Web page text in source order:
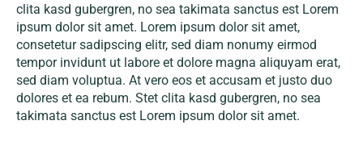
clita kasd gubergren, no sea takimata sanctus est Lorem
ipsum dolor sit amet. Lorem ipsum dolor sit amet,
consetetur sadipscing elitr, sed diam nonumy eirmod
tempor invidunt ut labore et dolore magna aliquyam erat,
sed diam voluptua. At vero eos et accusam et justo duo
dolores et ea rebum. Stet clita kasd gubergren, no sea
takimata sanctus est Lorem ipsum dolor sit amet.